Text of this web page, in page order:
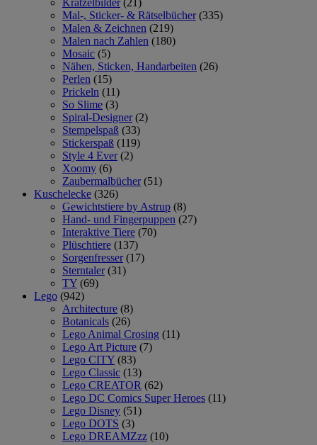
Kratzelbilder (21)
Mal-, Sticker- & Rätselbücher (335)
Malen & Zeichnen (219)
Malen nach Zahlen (180)
Mosaic (5)
Nähen, Sticken, Handarbeiten (26)
Perlen (15)
Prickeln (11)
So Slime (3)
Spiral-Designer (2)
Stempelspaß (33)
Stickerspaß (119)
Style 4 Ever (2)
Xoomy (6)
Zaubermalbücher (51)
Kuschelecke (326)
Gewichtstiere by Astrup (8)
Hand- und Fingerpuppen (27)
Interaktive Tiere (70)
Plüschtiere (137)
Sorgenfresser (17)
Sterntaler (31)
TY (69)
Lego (942)
Architecture (8)
Botanicals (26)
Lego Animal Crosing (11)
Lego Art Picture (7)
Lego CITY (83)
Lego Classic (13)
Lego CREATOR (62)
Lego DC Comics Super Heroes (11)
Lego Disney (51)
Lego DOTS (3)
Lego DREAMZzz (10)